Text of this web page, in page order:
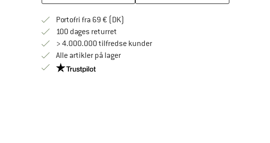
Portofri fra 69 € (DK)
100 dages returretGå til returretten her Åbnes i en infoboks
> 4.000.000 tilfredse kunder
Alle artikler på lager
Vi er Trustpilot-certificeret - oplysningerne får du